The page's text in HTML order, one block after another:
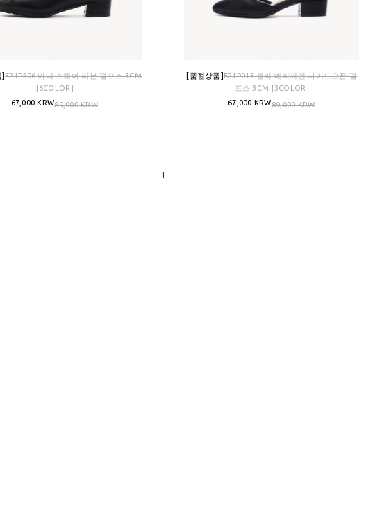
]F21P506 아띠 스퀘어 리본 펌프스 3CM
[6COLOR]
67,000 KRW89,000 KRW
[품절상품]F21P013 샐리 메리제인 사이드오픈 펌
프스 3CM [3COLOR]
67,000 KRW89,000 KRW
1